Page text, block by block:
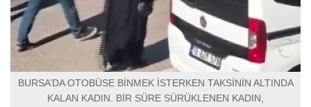
BURSA’DA OTOBÜSE BİNMEK İSTERKEN TAKSİNİN ALTINDA
KALAN KADIN. BİR SÜRE SÜRÜKLENEN KADIN,